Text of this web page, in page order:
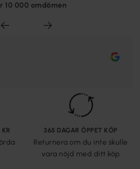
10 000 omdömen
365 DAGAR ÖPPET KÖP
Returnera om du inte skulle
vara nöjd med ditt köp